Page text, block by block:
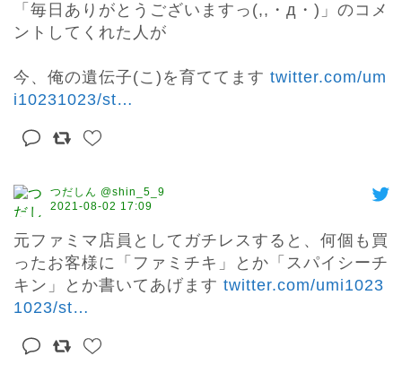
「毎日ありがとうございますっ(,,・д・)」のコメ
ントしてくれた人が
今、俺の遺伝子(こ)を育ててます twitter.com/um
i10231023/st…
つだしん @shin_5_9
2021-08-02 17:09
元ファミマ店員としてガチレスすると、何個も買
ったお客様に「ファミチキ」とか「スパイシーチ
キン」とか書いてあげます twitter.com/umi1023
1023/st…